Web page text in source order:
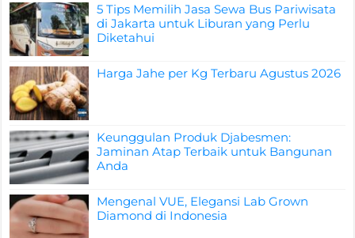
5 Tips Memilih Jasa Sewa Bus Pariwisata
di Jakarta untuk Liburan yang Perlu
Diketahui
Harga Jahe per Kg Terbaru Agustus 2026
Keunggulan Produk Djabesmen:
Jaminan Atap Terbaik untuk Bangunan
Anda
Mengenal VUE, Elegansi Lab Grown
Diamond di Indonesia